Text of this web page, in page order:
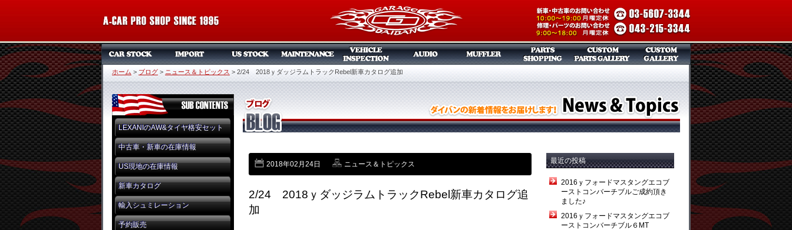
ホーム > ブログ > ニュース＆トピックス > 2/24 2018ｙダッジラムトラックRebel新車カタログ追加
LEXANIのAW&タイヤ格安セット
中古車・新車の在庫情報
US現地の在庫情報
新車カタログ
輸入シュミレーション
予約販売
2018年02月24日 ニュース＆トピックス
2/24 2018ｙダッジラムトラックRebel新車カタログ追
加
最近の投稿
2016ｙフォードマスタングエコブ
ーストコンバーチブルご成約頂き
ました♪
2016ｙフォードマスタングエコブ
ーストコンバーチブル６MT